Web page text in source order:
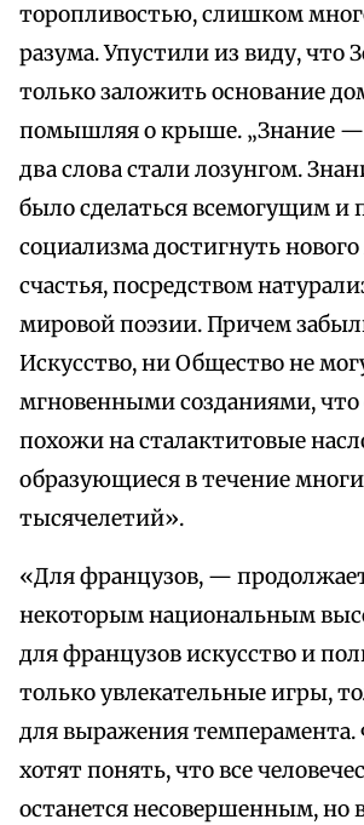
торопливостью, слишком
разума. Упустили из виду, что
только заложить основание
помышляя о крыше. „Знание
два слова стали лозунгом.
было сделаться всемогущим и
социализма достигнуть
счастья, посредством
мировой поэзии. Причем
Искусство, ни Общество не
мгновенными созданиями, что
похожи на сталактитовые
образующиеся в течение
тысячелетий».
«Для французов, —
некоторым национальным
для французов искусство и
только увлекательные игры,
для выражения
хотят понять, что все
останется несовершенным, но